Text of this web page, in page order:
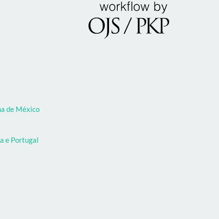
de México
e Portugal